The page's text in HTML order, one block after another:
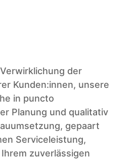
der
Kunden:innen, unsere
in puncto
Planung und qualitativ
gepaart
Serviceleistung,
zuverlässigen